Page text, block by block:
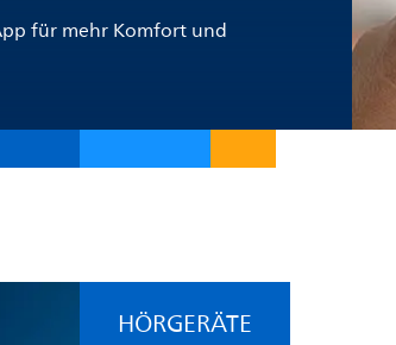
für mehr Komfort und
HÖRGERÄTE